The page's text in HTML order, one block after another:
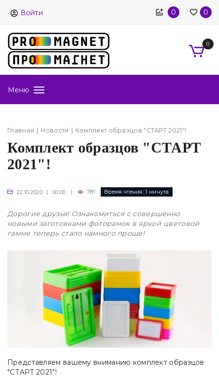
Войти 0 0
0
Меню
Главная Новости Комплект образцов "СТАРТ 2021"!
Комплект образцов "СТАРТ
2021"!
22.10.2020 | 00:00 | 781 Время чтения:1 минута
Дорогие друзья! Ознакомиться с совершенно
новыми заготовками фоторамок в яркой цветовой
гамме теперь стало намного проще!
Представляем вашему вниманию комплект образцов
"СТАРТ 2021"!